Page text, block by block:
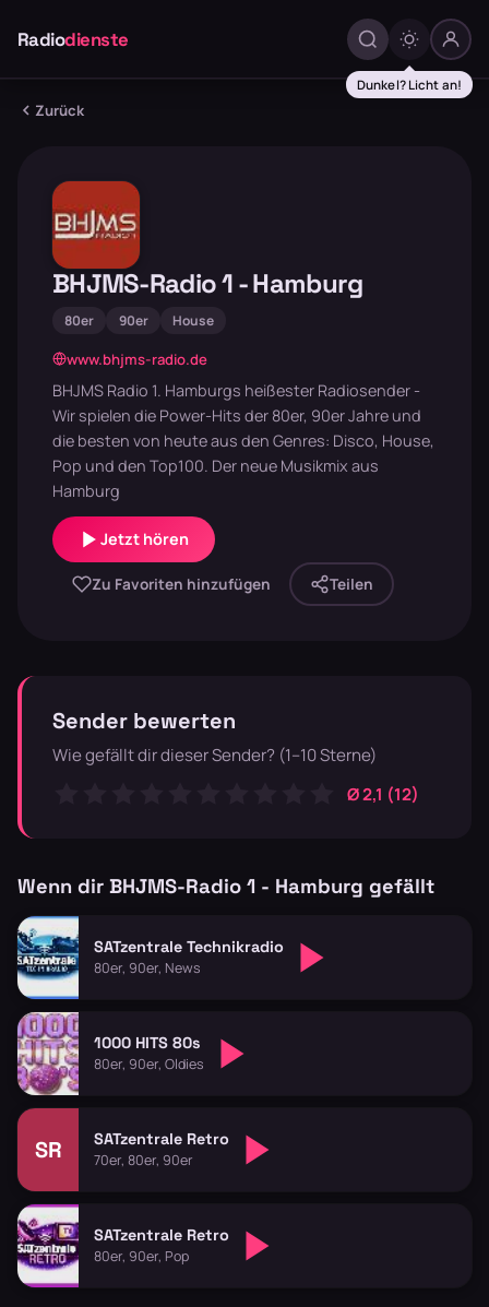
Radiodienste
Dunkel? Licht an!
Zurück
BHJMS-Radio 1 - Hamburg
80er 90er House
www.bhjms-radio.de
BHJMS Radio 1. Hamburgs heißester Radiosender -
Wir spielen die Power-Hits der 80er, 90er Jahre und
die besten von heute aus den Genres: Disco, House,
Pop und den Top100. Der neue Musikmix aus
Hamburg
Jetzt hören
Zu Favoriten hinzufügen Teilen
Sender bewerten
Wie gefällt dir dieser Sender? (1–10 Sterne)
Ø 2,1 (12)
Wenn dir BHJMS-Radio 1 - Hamburg gefällt
SATzentrale Technikradio
80er, 90er, News
1000 HITS 80s
80er, 90er, Oldies
SR SATzentrale Retro
70er, 80er, 90er
SATzentrale Retro
80er, 90er, Pop